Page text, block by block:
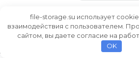
Хранилище файлов
file-storage.su использует
взаимодействия с пользователем.
сайтом, вы даете согласие на
OK